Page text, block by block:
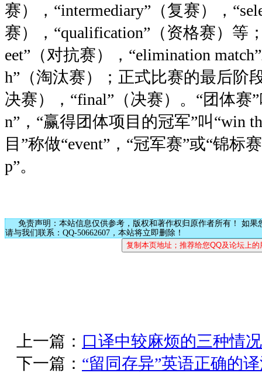
赛），“intermediary”（复赛），
赛），“qualification”（资格赛）等
eet”（对抗赛），“elimination
h”（淘汰赛）；正式比赛的最后阶
决赛），“final”（决赛）。“团体赛”
n”，“赢得团体项目的冠军”叫“win
目”称做“event”，“冠军赛”或“锦标
p”。
免责声明：本站信息仅供参考，版权和著作权归原作者所有！ 如果
请与我们联系：QQ-50662607，本站将立即删除！
上一篇： 口译中较麻烦的三种情况
下一篇： “留同存异”英语正确的